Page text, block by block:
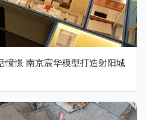
憧憬 南京宸华模型打造射阳城